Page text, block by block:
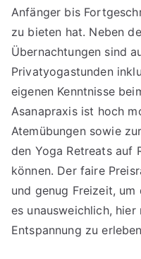
Anfänger bis
zu bieten hat. Neben
Übernachtungen sind
Privatyogastunden
eigenen Kenntnisse
Asanapraxis ist hoch
Atemübungen sowie
den Yoga Retreats auf
können. Der faire
und genug Freizeit, um
es unausweichlich,
Entspannung zu